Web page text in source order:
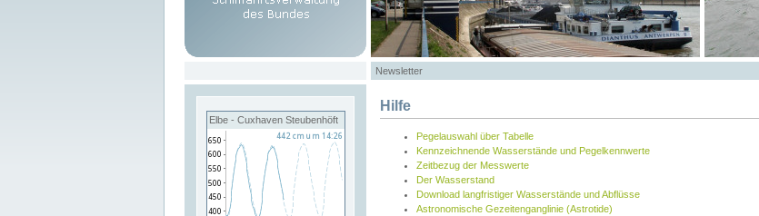
Newsletter
Elbe - Cuxhaven Steubenhöft
Hilfe
Pegelauswahl über Tabelle
Kennzeichnende Wasserstände und Pegelkennwerte
Zeitbezug der Messwerte
Der Wasserstand
Download langfristiger Wasserstände und Abflüsse
Astronomische Gezeitenganglinie (Astrotide)